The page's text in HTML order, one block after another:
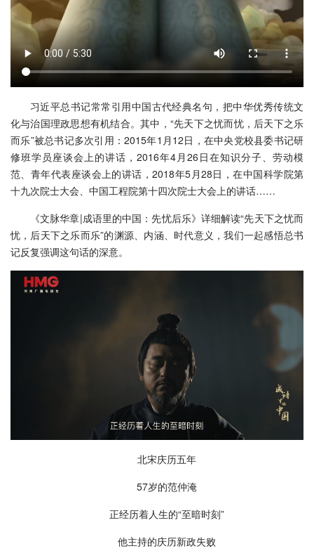
习近平总书记常常引用中国古代经典名句，把中华优秀传统文
化与治国理政思想有机结合。其中，“先天下之忧而忧，后天下之乐
而乐”被总书记多次引用：2015年1月12日，在中央党校县委书记研
修班学员座谈会上的讲话，2016年4月26日在知识分子、劳动模
范、青年代表座谈会上的讲话，2018年5月28日，在中国科学院第
十九次院士大会、中国工程院第十四次院士大会上的讲话……
《文脉华章|成语里的中国：先忧后乐》详细解读“先天下之忧而
忧，后天下之乐而乐”的渊源、内涵、时代意义，我们一起感悟总书
记反复强调这句话的深意。
北宋庆历五年
57岁的范仲淹
正经历着人生的“至暗时刻”
他主持的庆历新政失败